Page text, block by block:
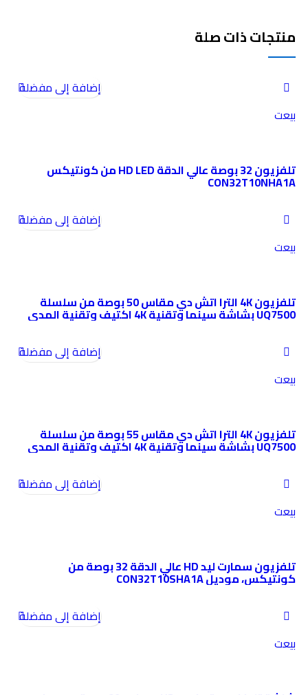
منتجات ذات صلة
بيعت
إضافة إلى مفضلة
تلفزيون 32 بوصة عالي الدقة HD LED من كونتيكس
CON32T10NHA1A
بيعت
إضافة إلى مفضلة
تلفزيون 4K الترا اتش دي مقاس 50 بوصة من سلسلة
UQ7500 بشاشة سينما وتقنية 4K اكتيف وتقنية المدى
الديناميكي العالي HDR وويب او اس والذكاء الاصطناعي
بيعت
إضافة إلى مفضلة
تلفزيون 4K الترا اتش دي مقاس 55 بوصة من سلسلة
UQ7500 بشاشة سينما وتقنية 4K اكتيف وتقنية المدى
الديناميكي العالي HDR وويب او اس والذكاء الاصطناعي
بيعت
إضافة إلى مفضلة
تلفزيون سمارت ليد HD عالي الدقة 32 بوصة من
كونتيكس، موديل CON32T10SHA1A
بيعت
إضافة إلى مفضلة